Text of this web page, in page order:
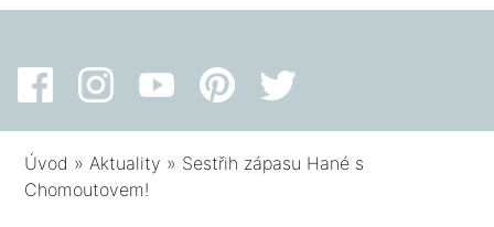
Úvod »Aktuality » Sestřih zápasu Hané s
Chomoutovem!